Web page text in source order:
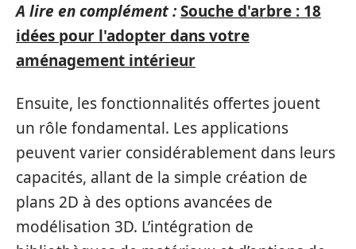
A lire en complément :Souche d'arbre : 18
idées pour l'adopter dans votre
aménagement intérieur
Ensuite, les fonctionnalités offertes jouent
un rôle fondamental. Les applications
peuvent varier considérablement dans leurs
capacités, allant de la simple création de
plans 2D à des options avancées de
modélisation 3D. L’intégration de